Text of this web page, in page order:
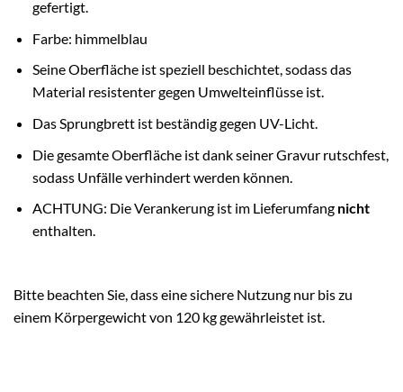
gefertigt.
Farbe: himmelblau
Seine Oberfläche ist speziell beschichtet, sodass das
Material resistenter gegen Umwelteinflüsse ist.
Das Sprungbrett ist beständig gegen UV-Licht.
Die gesamte Oberfläche ist dank seiner Gravur rutschfest,
sodass Unfälle verhindert werden können.
ACHTUNG: Die Verankerung ist im Lieferumfang nicht
enthalten.
Bitte beachten Sie, dass eine sichere Nutzung nur bis zu
einem Körpergewicht von 120 kg gewährleistet ist.